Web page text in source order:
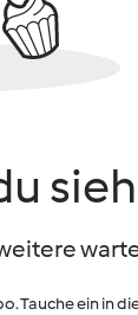
Tauche ein in